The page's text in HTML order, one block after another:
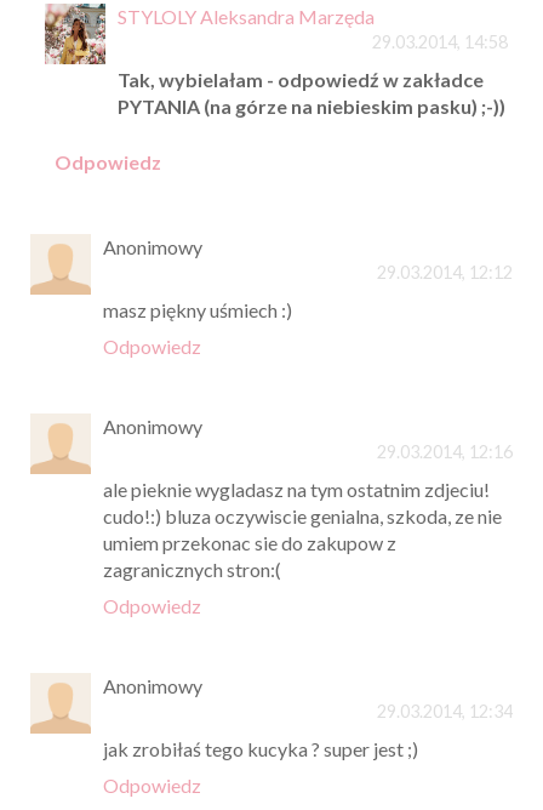
STYLOLY Aleksandra Marzęda
29.03.2014, 14:58
Tak, wybielałam - odpowiedź w zakładce
PYTANIA (na górze na niebieskim pasku) ;-))
Odpowiedz
Anonimowy
29.03.2014, 12:12
masz piękny uśmiech :)
Odpowiedz
Anonimowy
29.03.2014, 12:16
ale pieknie wygladasz na tym ostatnim zdjeciu!
cudo!:) bluza oczywiscie genialna, szkoda, ze nie
umiem przekonac sie do zakupow z
zagranicznych stron:(
Odpowiedz
Anonimowy
29.03.2014, 12:34
jak zrobiłaś tego kucyka ? super jest ;)
Odpowiedz